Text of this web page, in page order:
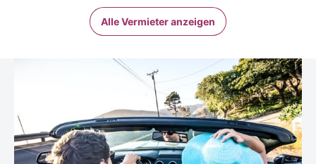
Alle Vermieter anzeigen